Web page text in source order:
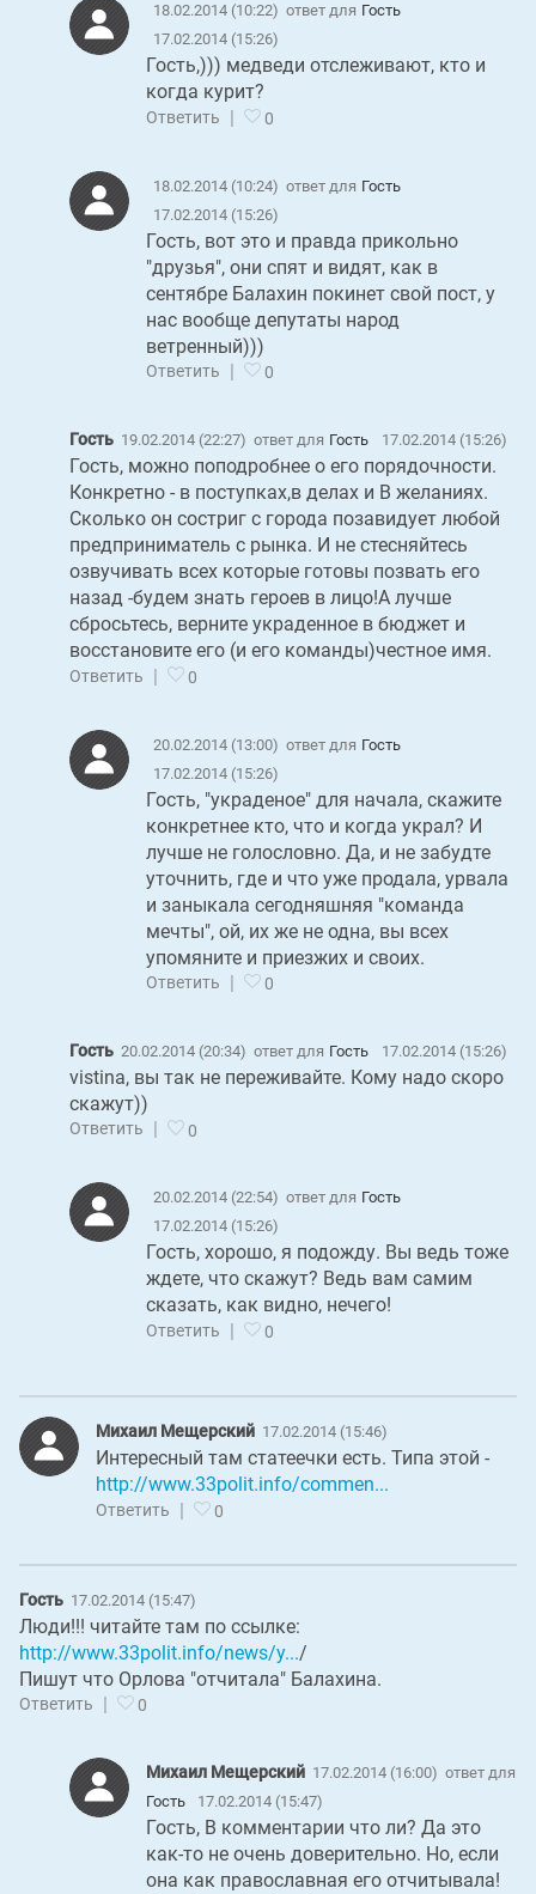
18.02.2014 (10:22) ответ для Гость
17.02.2014 (15:26)
Гость,))) медведи отслеживают, кто и
когда курит?
Ответить | 0
18.02.2014 (10:24) ответ для Гость
17.02.2014 (15:26)
Гость, вот это и правда прикольно
"друзья", они спят и видят, как в
сентябре Балахин покинет свой пост, у
нас вообще депутаты народ
ветренный)))
Ответить 0
Гость 19.02.2014 (22:27) ответ для Гость 17.02.2014 (15:26)
Гость, можно поподробнее о его порядочности.
Конкретно - в поступках,в делах и В желаниях.
Сколько он состриг с города позавидует любой
предприниматель с рынка. И не стесняйтесь
озвучивать всех которые готовы позвать его
назад -будем знать героев в лицо!А лучше
сбросьтесь, верните украденное в бюджет и
восстановите его (и его команды)честное имя.
Ответить | 0
20.02.2014 (13:00) ответ для Гость
17.02.2014 (15:26)
Гость, "украденое" для начала, скажите
конкретнее кто, что и когда украл? И
лучше не голословно. Да, и не забудте
уточнить, где и что уже продала, урвала
и заныкала сегодняшняя "команда
мечты", ой, их же не одна, вы всех
упомяните и приезжих и своих.
Ответить | 0
Гость 20.02.2014 (20:34) ответ для Гость 17.02.2014 (15:26)
vistina, вы так не переживайте. Кому надо скоро
скажут))
Ответить 0
20.02.2014 (22:54) ответ для Гость
17.02.2014 (15:26)
Гость, хорошо, я подожду. Вы ведь тоже
ждете, что скажут? Ведь вам самим
сказать, как видно, нечего!
Ответить | 0
Михаил Мещерский 17.02.2014 (15:46)
Интересный там статеечки есть. Типа этой -
http://www.33polit.info/commen...
Ответить | 0
Гость 17.02.2014 (15:47)
Люди!!! читайте там по ссылке:
http://www.33polit.info/news/y.../
Пишут что Орлова "отчитала" Балахина.
Ответить 0
Михаил Мещерский 17.02.2014 (16:00) ответ для
Гость
17.02.2014 (15:47)
Гость, В комментарии что ли? Да это
как-то не очень доверительно. Но, если
она как православная его отчитывала!